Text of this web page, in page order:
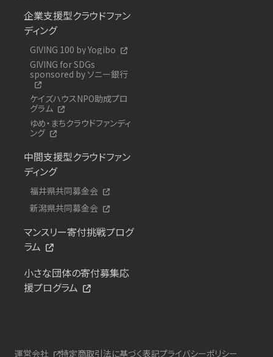
企業支援型クラウドファン
ディング
GIVING 100 by Yogibo
GIVING for SDGs
sponsored by ソニー銀行
ケイズハウスNPO助成プロ
グラム
ゆめ・まちクラウドファンディ
ング
中間支援型クラウドファン
ディング
福井県共同募金会
新潟県共同募金会
マンスリー寄付挑戦プログ
ラム
小さな団体の寄付募集応
援プログラム
運営会社 特定商取引法に基づく表記プライバシーポリシー